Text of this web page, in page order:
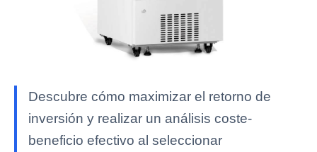
Descubre cómo maximizar el retorno de
inversión y realizar un análisis coste-
beneficio efectivo al seleccionar